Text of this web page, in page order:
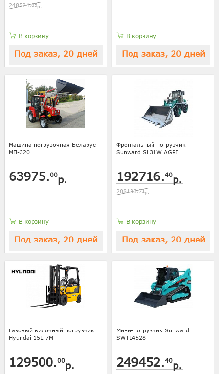
248524.85р.
В корзину
Под заказ, 20 дней
В корзину
Под заказ, 20 дней
Машина погрузочная Беларус
МП-320
63975.00р.
В корзину
Под заказ, 20 дней
Фронтальный погрузчик
Sunward SL31W AGRI
192716.40р.
208133.71р.
В корзину
Под заказ, 20 дней
Газовый вилочный погрузчик
Hyundai 15L-7M
129500.00р.
Мини-погрузчик Sunward
SWTL4528
249452.40р.